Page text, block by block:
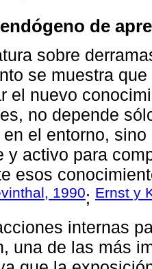
de
sobre
se muestra
el nuevo
no depende
el entorno,
y activo para
esos
1990; Ernst y
internas
una de las más